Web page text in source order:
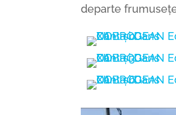
departe